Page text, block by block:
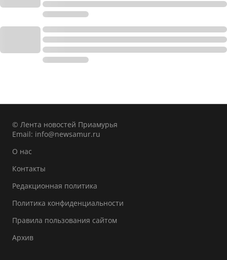
© Лента новостей Приамурья
Email: info@newsamur.ru
О нас
Контакты
Редакционная политика
Политика конфиденциальности
Правила пользования сайтом
Архив